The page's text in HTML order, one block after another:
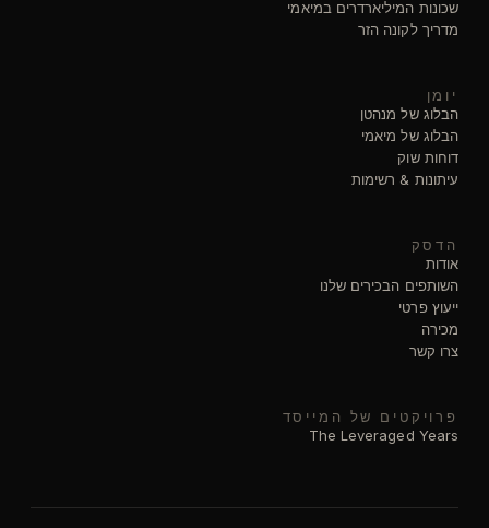
שכונות המיליארדרים במיאמי
מדריך לקונה הזר
יומן
הבלוג של מנהטן
הבלוג של מיאמי
דוחות שוק
עיתונות & רשימות
הדסק
אודות
השותפים הבכירים שלנו
ייעוץ פרטי
מכירה
צרו קשר
פרויקטים של המייסד
The Leveraged Years